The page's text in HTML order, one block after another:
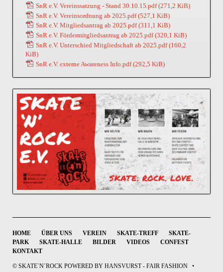
SnR e.V. Vereinssatzung - Stand 30.10.15.pdf(271,2 KiB)
SnR e.V. Vereinsordnung ab 2025.pdf(527,1 KiB)
SnR e.V. Mitgliedsantrag ab 2025.pdf(311,1 KiB)
SnR e.V. Fördermitgliedsantrag ab 2025.pdf(320,1 KiB)
SnR e.V. Unterschied Mitgliedschaft ab 2025.pdf(160,2
KiB)
SnR e.V. externe Awareness Info.pdf(292,5 KiB)
NAVIGATION
ÜBERSPRINGEN
HOME ÜBER UNS VEREIN SKATE-TREFF
SKATE-
PARK
SKATE-HALLE BILDER VIDEOS
CONFEST
KONTAKT
© SKATE`N´ROCK POWERED BY HANSVURST - FAIR FASHION